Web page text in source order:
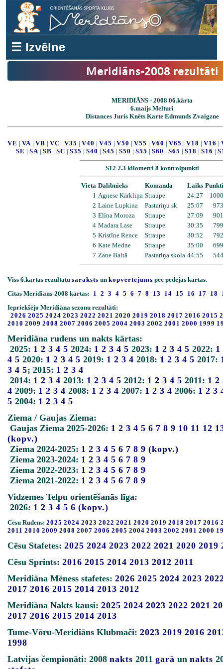
☰ Izvēlne
Meridiāns-2008 rezultāti
MERIDIĀNS - 2008 06.kārta
6.maijs Melturi
Distances Juris Knēts Karte Edmunds Zvaigzne
VE | VA | VB | VC | V35 | V40 | V45 | V50 | V55 | V60 | V65 | V18 | V16 |
SE | SA | SB | SC | S35 | S40 | S45 | S50 | S55 | S60 | S65 | S18 | S16 |
S12 2.3 kilometri 8 kontrolpunkti
Vieta Dalībnieks Komanda Laiks Punkti
1 Agnese Kārkliņa Straupe 24:27
1000
2 Laine Lupkina Pastariņu sk 25:07
973
3 Elīna Moroza Straupe 27:09
901
4 Madara Lase Straupe 30:35
799
5 Kristīne Rence Straupe 30:52
792
6 Kate Medne Straupe 35:00
699
7 Zane Baltā Pastariņa skola 44:55 544
Viss 6.kārtas rezultātu saraksts un kopvērtējums pēc pēdējās kārtas.
Citas Meridiāns-2008 kārtas: 1 2 3 4 5 6 7 8 13 14 15 16 17 18
Iepriekšējo Meridiāna sezonu rezultāti:
2026 2025 2024 2023 2022 2021 2020 2019 2018 2017 2016 2015
2010 2009 2008 2007 2006 2005 2004 2003 2002 2001 2000 1999
Meridiāna rudens un nakts kārtas:
2025: 1 2 3 4 5 2024: 1 2 3 4 5 2023: 1 2 3 4 5 2022: 1
4 5 2020: 1 2 3 4 5 2019: 1 2 3 4 2018: 1 2 3 4 5 2017:
3 4 5; 2015: 1 2 3 4
2014: 1 2 3 4 2013: 1 2 3 4 5 2012: 1 2 3 4 5 2011: 1 2
4 2009: 1 2 3 4 2008: 1 2 3 4 2007: 1 2 3 4 2006: 1 2 3
5 2004: 1 2 3 4 5
Ziema / Gaujas Ziema:
Gaujas Ziema 2025-2026: 1 2 3 4 5 6 7 8 9 10 11 12
(kopv.)
Ziema 2024-2025: 1 2 3 4 5 6 7 8 9 (kopv.)
Ziema 2023-2024: 1 2 3 4 5 6 7 8 9
Ziema 2022-2023: 1 2 3 4 5 6 7 8 9
Ziema 2021-2022: 1 2 3 4 5 6 7 8 9
Vidzemes Telpu orientēšanās līga:
2026: 1 2 3 4 5 6 (kopv.)
Cēsu Rudens: 2025 2024 2023 2022 2021 2020 2019 2018 2017 2016
2011 2010 2009 2008 2007 2006 2005 2004 2003 2002 2001 2000
Cēsu Stafetes: 2025 2024 2023 2022 2021 2020 2019
Cēsu Sprints: 2016 2015 2014 2013 2012 2011
Meridiāna Mēness stafetes: 2026 2025 2024 2023
2017 2016 2015 2014 2013 2012
Meridiāna Nakts kausi: 2025 2024 2023 2022 2021
2017 2016 2015 2014 2013
Tume-Vōru-Meridiāns Klubmači: 2023 2019 2016
1998
Latvijas čempionāti: 2008 nakts 2011 garā un nakts